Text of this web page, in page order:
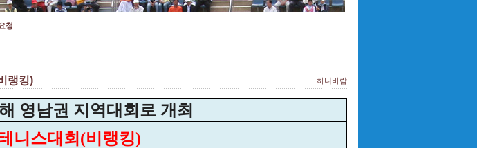
청
랭킹) 하니바람
영남권 지역대회로 개최
니스대회(비랭킹)